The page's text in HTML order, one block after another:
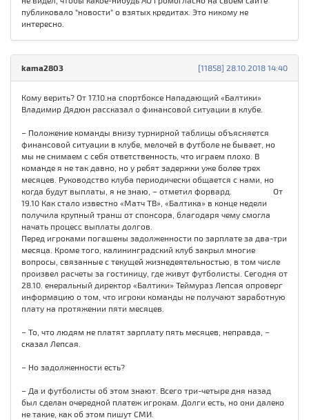
публиковало "новости" о взятых кредитах. Это никому не
интересно.
[11858] 28.10.2018 14:40
kama2803
Кому верить? От 17.10.на спортбоксе Нападающий «Балтики»
Владимир Дядюн рассказал о финансовой ситуации в клубе.
– Положение команды внизу турнирной таблицы объясняется
финансовой ситуации в клубе, мелочей в футболе не бывает, но
мы не снимаем с себя ответственность, что играем плохо. В
команде я не так давно, но у ребят задержки уже более трех
месяцев. Руководство клуба периодически общается с нами, но
когда будут выплаты, я не знаю, – отметил форвард. От
19.10 Как стало известно «Матч ТВ», «Балтика» в конце недели
получила крупный транш от спонсора, благодаря чему смогла
начать процесс выплаты долгов.
Перед игроками погашены задолженности по зарплате за два-три
месяца. Кроме того, калининградский клуб закрыл многие
вопросы, связанные с текущей жизнедеятельностью, в том числе
произвел расчеты за гостиницу, где живут футболисты. Сегодня от
28.10. енеральный директор «Балтики» Теймураз Лепсая опроверг
информацию о том, что игроки команды не получают заработную
плату на протяжении пяти месяцев.
– То, что людям не платят зарплату пять месяцев, неправда, –
сказал Лепсая.
– Но задолженности есть?
– Да и футболисты об этом знают. Всего три-четыре дня назад
был сделан очередной платеж игрокам. Долги есть, но они далеко
не такие, как об этом пишут СМИ.